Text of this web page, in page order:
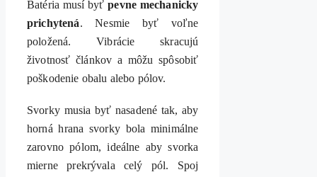
Batéria musí byťpevne mechanicky
prichytená. Nesmie byť voľne
položená. Vibrácie skracujú
životnosť článkov a môžu spôsobiť
poškodenie obalu alebo pólov.
Svorky musia byť nasadené tak, aby
horná hrana svorky bola minimálne
zarovno pólom, ideálne aby svorka
mierne prekrývala celý pól. Spoj